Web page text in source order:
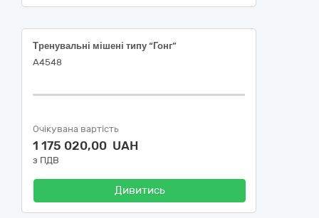
Тренувальні мішені типу “Гонг”
А4548
Очікувана вартість
1 175 020,00 UAH
з ПДВ
Дивитись